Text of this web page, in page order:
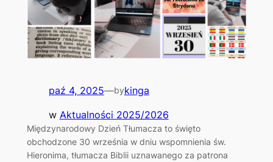
paź 4, 2025—bykinga
w Aktualności 2025/2026
Międzynarodowy Dzień Tłumacza to święto
obchodzone 30 września w dniu wspomnienia św.
Hieronima, tłumacza Biblii uznawanego za patrona